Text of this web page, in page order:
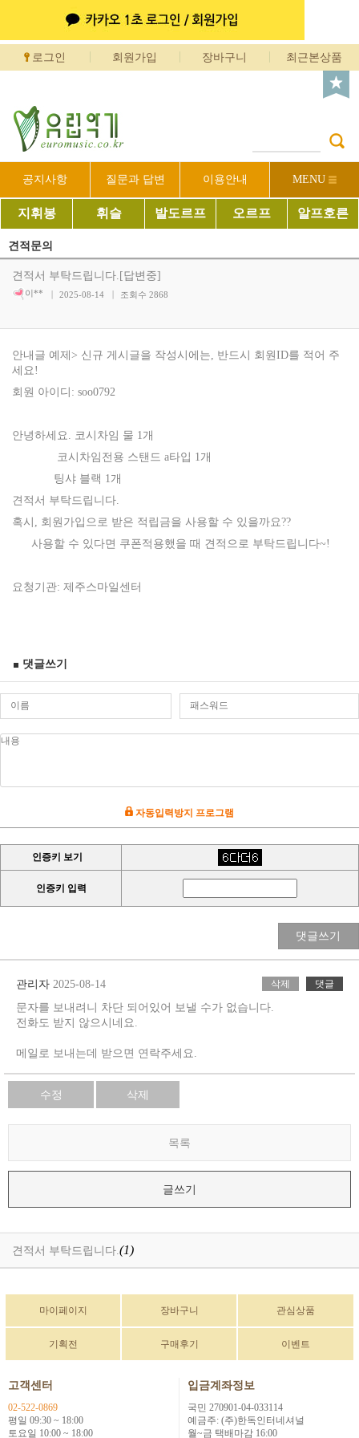
로그인 회원가입 장바구니 최근본상품
공지사항 질문과 답변 이용안내 MENU
지휘봉 휘슬 발도르프 오르프 알프호른
견적문의
견적서 부탁드립니다.[답변중]
이** 2025-08-14 조회수 2868
안내글 예제> 신규 게시글을 작성시에는, 반드시 회원ID를 적어 주
세요!
회원 아이디: soo0792
안녕하세요. 코시차임 물 1개
코시차임전용 스탠드 a타입 1개
팅샤 블랙 1개
견적서 부탁드립니다.
혹시, 회원가입으로 받은 적립금을 사용할 수 있을까요??
사용할 수 있다면 쿠폰적용했을 때 견적으로 부탁드립니다~!
요청기관: 제주스마일센터
댓글쓰기
자동입력방지 프로그램
인증키 보기
인증키 입력
댓글쓰기
관리자 2025-08-14 삭제 댓글
문자를 보내려니 차단 되어있어 보낼 수가 없습니다.
전화도 받지 않으시네요.
메일로 보내는데 받으면 연락주세요.
수정 삭제
목록
글쓰기
견적서 부탁드립니다.(1)
마이페이지 장바구니 관심상품
기획전 구매후기 이벤트
고객센터
02-522-0869
평일 09:30 ~ 18:00
토요일 10:00 ~ 18:00
입금계좌정보
국민 270901-04-033114
예금주: (주)한독인터네셔널
월~금 택배마감 16:00